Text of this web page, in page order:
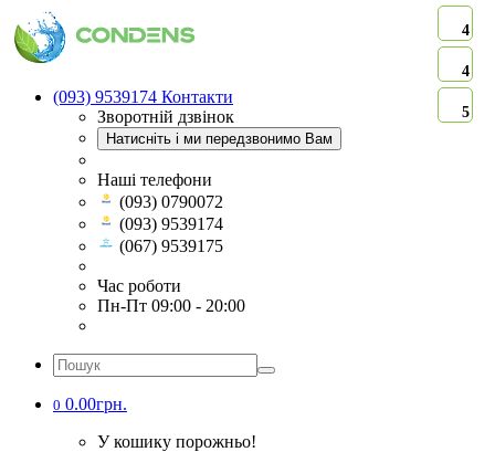
(093) 9539174 Контакти
Зворотній дзвінок
Натисніть і ми передзвонимо Вам
Наші телефони
(093) 0790072
(093) 9539174
(067) 9539175
Час роботи
Пн-Пт 09:00 - 20:00
0 0.00грн.
У кошику порожньо!
4
4
5